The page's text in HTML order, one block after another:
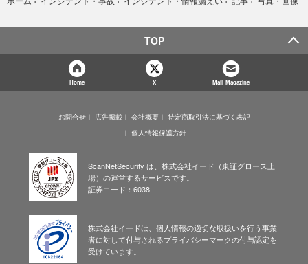
TOP
Home X Mail Magazine
お問合せ 広告掲載 会社概要
特定商取引法に基づく表記
個人情報保護方針
ScanNetSecurity は、株式会社イード（東証グロース上
場）の運営するサービスです。
証券コード：6038
株式会社イードは、個人情報の適切な取扱いを行う事業
者に対して付与されるプライバシーマークの付与認定を
受けています。